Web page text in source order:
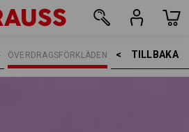
TILLBAKA    >
ÖVERDRAGSFÖRKLÄDEN